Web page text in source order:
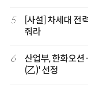
5
[사설] 차세대 전
줘라
6
산업부, 한화오
(乙)' 선정